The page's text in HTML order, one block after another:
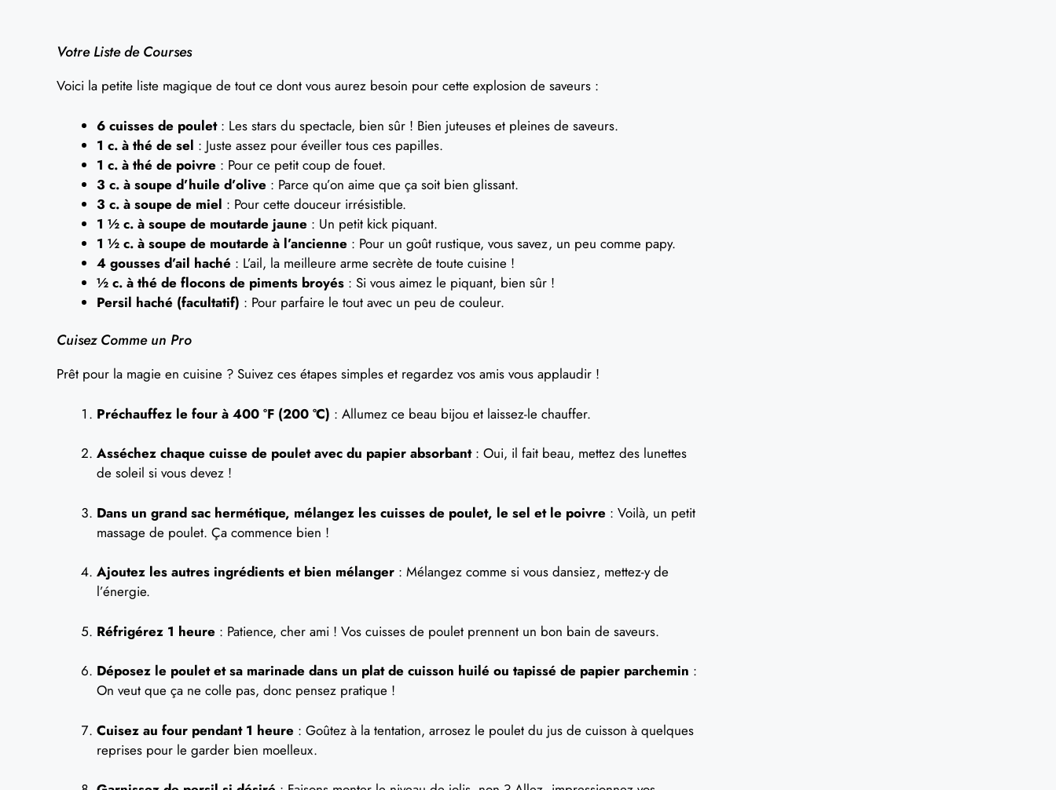
Votre Liste de Courses
Voici la petite liste magique de tout ce dont vous aurez besoin pour cette explosion de saveurs :
6 cuisses de poulet: Les stars du spectacle, bien sûr ! Bien juteuses et pleines de saveurs.
1 c. à thé de sel : Juste assez pour éveiller tous ces papilles.
1 c. à thé de poivre : Pour ce petit coup de fouet.
3 c. à soupe d’huile d’olive : Parce qu’on aime que ça soit bien glissant.
3 c. à soupe de miel : Pour cette douceur irrésistible.
1 ½ c. à soupe de moutarde jaune : Un petit kick piquant.
1 ½ c. à soupe de moutarde à l’ancienne : Pour un goût rustique, vous savez, un peu comme papy.
4 gousses d’ail haché : L’ail, la meilleure arme secrète de toute cuisine !
½ c. à thé de flocons de piments broyés : Si vous aimez le piquant, bien sûr !
Persil haché (facultatif) : Pour parfaire le tout avec un peu de couleur.
Cuisez Comme un Pro
Prêt pour la magie en cuisine ? Suivez ces étapes simples et regardez vos amis vous applaudir !
Préchauffez le four à 400 °F (200 °C) : Allumez ce beau bijou et laissez-le chauffer.
Asséchez chaque cuisse de poulet avec du papier absorbant: Oui, il fait beau, mettez des lunettes
de soleil si vous devez !
Dans un grand sac hermétique, mélangez les cuisses de poulet, le sel et le poivre : Voilà, un petit
massage de poulet. Ça commence bien !
Ajoutez les autres ingrédients et bien mélanger : Mélangez comme si vous dansiez, mettez-y de
l’énergie.
Réfrigérez 1 heure : Patience, cher ami ! Vos cuisses de poulet prennent un bon bain de saveurs.
Déposez le poulet et sa marinade dans un plat de cuisson huilé ou tapissé de papier parchemin :
On veut que ça ne colle pas, donc pensez pratique !
Cuisez au four pendant 1 heure : Goûtez à la tentation, arrosez le poulet du jus de cuisson à quelques
reprises pour le garder bien moelleux.